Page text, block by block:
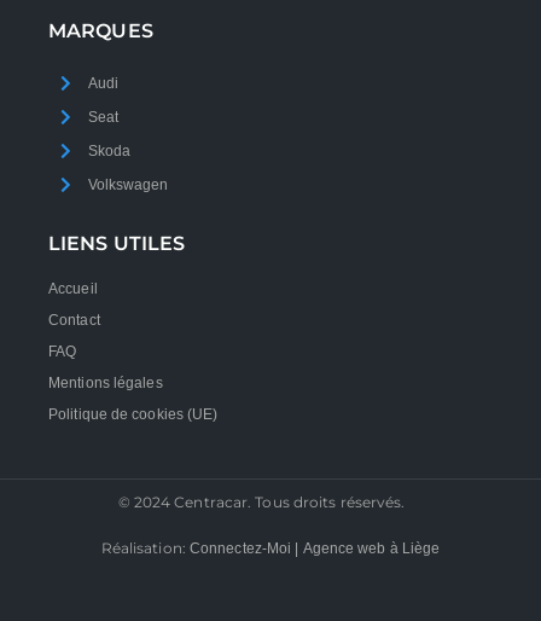
MARQUES
Audi
Seat
Skoda
Volkswagen
LIENS UTILES
Accueil
Contact
FAQ
Mentions légales
Politique de cookies (UE)
© 2024 Centracar. Tous droits réservés.
Réalisation: Connectez-Moi | Agence web à Liège